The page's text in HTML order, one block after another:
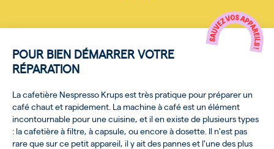
POUR BIEN DÉMARRER VOTRE
RÉPARATION
La cafetière Nespresso Krups est très pratique pour préparer un
café chaut et rapidement. La machine à café est un élément
incontournable pour une cuisine, et il en existe de plusieurs types
: la cafetière à filtre, à capsule, ou encore à dosette. Il n'est pas
rare que sur ce petit appareil, il y ait des pannes et l'une des plus